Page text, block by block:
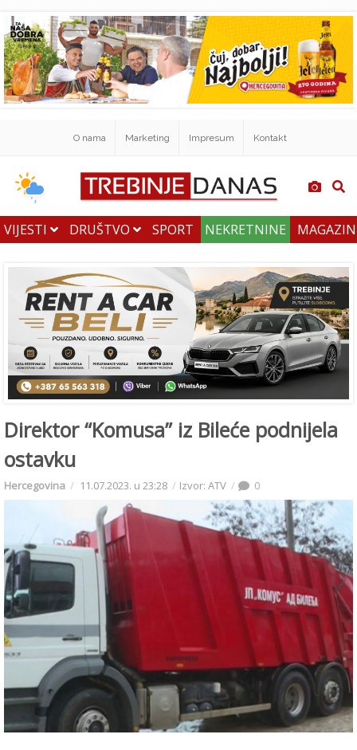
O nama Marketing Impresum Kontakt
VIJESTI DRUŠTVO SPORT NEKRETNINE
Direktor “Komusa” iz Bileće podnijela
ostavku
Hercegovina 11.07.2023. u 23:28 Izvor: ATV 0